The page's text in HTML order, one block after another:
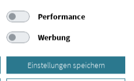
Tower
Straße 8
674 000
Performance
Werbung
Einstellungen speichern